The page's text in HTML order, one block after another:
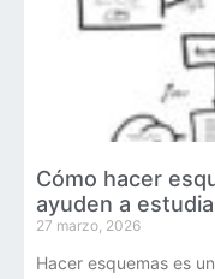
Cómo hacer
ayuden a
27 marzo, 2026
Hacer esquemas es